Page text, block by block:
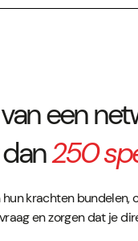
een
250
krachten bundelen,
en zorgen dat je